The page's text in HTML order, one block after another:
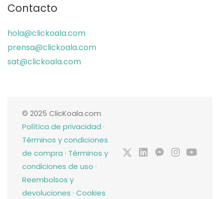
Contacto
hola@clickoala.com
prensa@clickoala.com
sat@clickoala.com
© 2025 ClicKoala.com
Política de privacidad ·
Términos y condiciones
de compra · Términos y
condiciones de uso ·
Reembolsos y
devoluciones · Cookies